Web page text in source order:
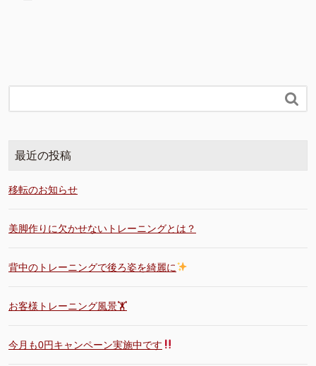

最近の投稿
移転のお知らせ
美脚作りに欠かせないトレーニングとは？
背中のトレーニングで後ろ姿を綺麗に
お客様トレーニング風景🏋️
今月も0円キャンペーン実施中です